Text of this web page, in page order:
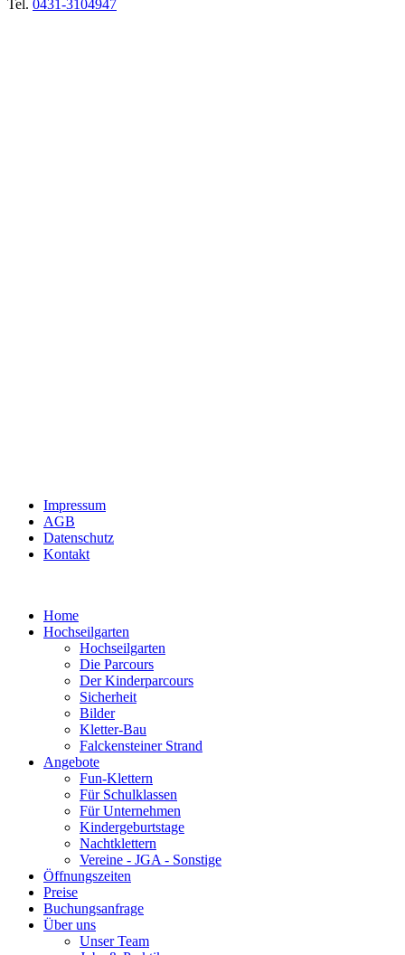
Tel. 0431-3104947
Impressum
AGB
Datenschutz
Kontakt
Home
Hochseilgarten
Hochseilgarten
Die Parcours
Der Kinderparcours
Sicherheit
Bilder
Kletter-Bau
Falckensteiner Strand
Angebote
Fun-Klettern
Für Schulklassen
Für Unternehmen
Kindergeburtstage
Nachtklettern
Vereine - JGA - Sonstige
Öffnungszeiten
Preise
Buchungsanfrage
Über uns
Unser Team